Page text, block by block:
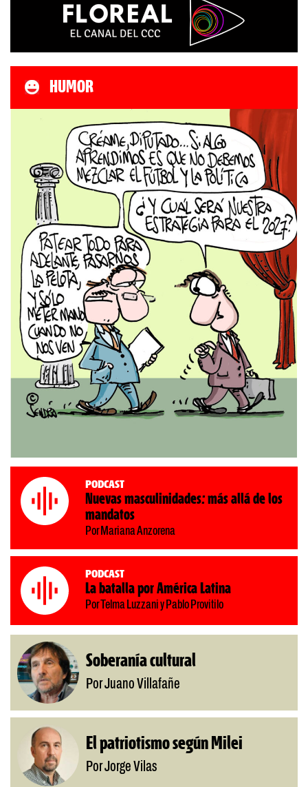
HUMOR
Podcast
Nuevas masculinidades: más allá de los
mandatos
Por Mariana Anzorena
Podcast
La batalla por América Latina
Por Telma Luzzani y Pablo Provitilo
Soberanía cultural
Por Juano Villafañe
El patriotismo según Milei
Por Jorge Vilas